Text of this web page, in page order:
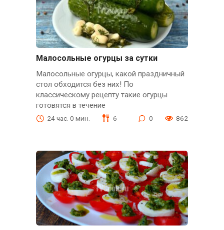
Малосольные огурцы за сутки
Малосольные огурцы, какой праздничный
стол обходится без них! По
классическому рецепту такие огурцы
готовятся в течение
24 час. 0 мин. 6 0 862